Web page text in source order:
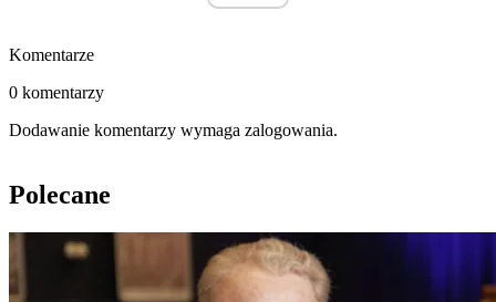
Komentarze
0 komentarzy
Dodawanie komentarzy wymaga zalogowania.
Polecane